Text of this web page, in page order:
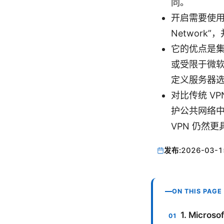
同。
开启需要使
Network”，
它的优点是
或受限于微
定义服务器
对比传统
护公共网络
VPN 仍然更
发布:2026-03-
ON THIS PAGE
1.